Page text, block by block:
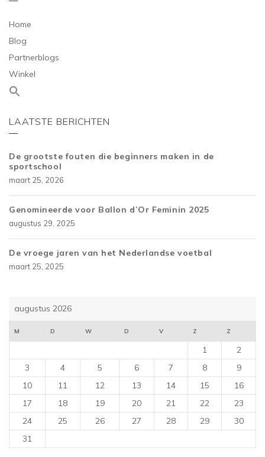
Home
Blog
Partnerblogs
Winkel
LAATSTE BERICHTEN
De grootste fouten die beginners maken in de
sportschool
maart 25, 2026
Genomineerde voor Ballon d’Or Feminin 2025
augustus 29, 2025
De vroege jaren van het Nederlandse voetbal
maart 25, 2025
augustus 2026
M D W D V Z Z
1
2
3
4 5 6 7 8
9
10
11 12 13 14 15
16
17
18 19 20 21 22
23
24
25 26 27 28 29
30
31